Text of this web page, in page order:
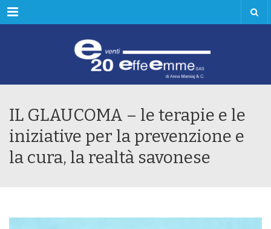
Menu
IL GLAUCOMA – le terapie e le
iniziative per la prevenzione e
la cura, la realtà savonese